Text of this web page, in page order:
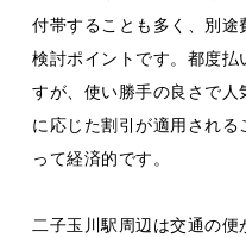
付帯することも多く、別途
検討ポイントです。都度
すが、使い勝手の良さで
に応じた割引が適用される
って経済的です。
二子玉川駅周辺は交通の